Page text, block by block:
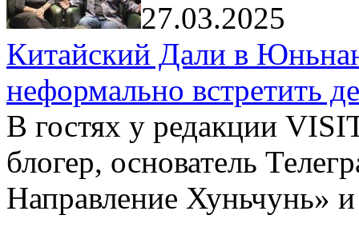
27.03.2025
Китайский Дали в
неформально встретить
В гостях у редакции
блогер, основатель
Направление Хуньчунь»